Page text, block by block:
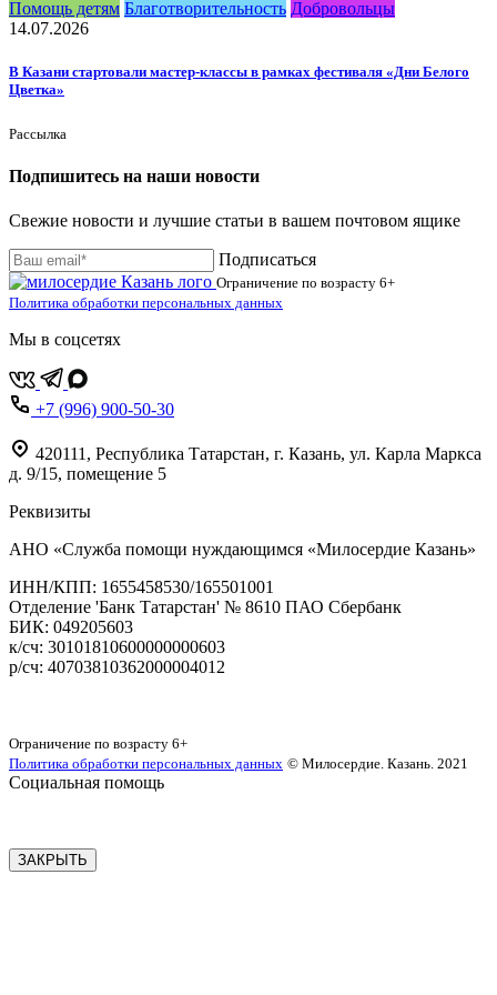
Помощь детям Благотворительность Добровольцы
14.07.2026
В Казани стартовали мастер-классы в рамках фестиваля «Дни Белого
Цветка»
Рассылка
Подпишитесь на наши новости
Свежие новости и лучшие статьи в вашем почтовом ящике
Подписаться
Ограничение по возрасту 6+
Политика обработки персональных данных
Мы в соцсетях
+7 (996) 900-50-30
420111 , Республика Татарстан, г. Казань, ул. Карла Маркса
д. 9/15, помещение 5
Реквизиты
АНО «Служба помощи нуждающимся «Милосердие Казань»
‌ИНН/КПП: 1655458530/165501001
Отделение 'Банк Татарстан' № 8610 ПАО Сбербанк
БИК: 049205603
‌к/сч: 30101810600000000603
р/сч: 40703810362000004012
Ограничение по возрасту 6+
Политика обработки персональных данных © Милосердие. Казань. 2021
Социальная помощь
ЗАКРЫТЬ